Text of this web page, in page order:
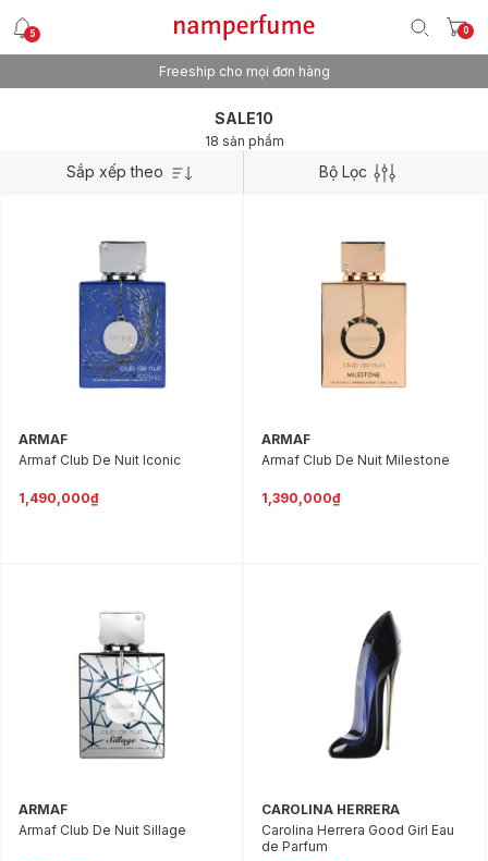
5 0
Freeship cho mọi đơn hàng
SALE10
18 sản phẩm
Sắp xếp theo Bộ Lọc
ARMAF
Armaf Club De Nuit Iconic
1,490,000₫
ARMAF
Armaf Club De Nuit Milestone
1,390,000₫
ARMAF
Armaf Club De Nuit Sillage
CAROLINA HERRERA
Carolina Herrera Good Girl Eau
de Parfum